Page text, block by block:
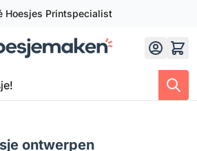
Hoesjes Printspecialist
ontwerpen